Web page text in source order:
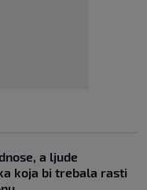
a ljude
koja bi trebala rasti